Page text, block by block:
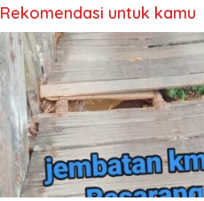
Rekomendasi untuk kamu